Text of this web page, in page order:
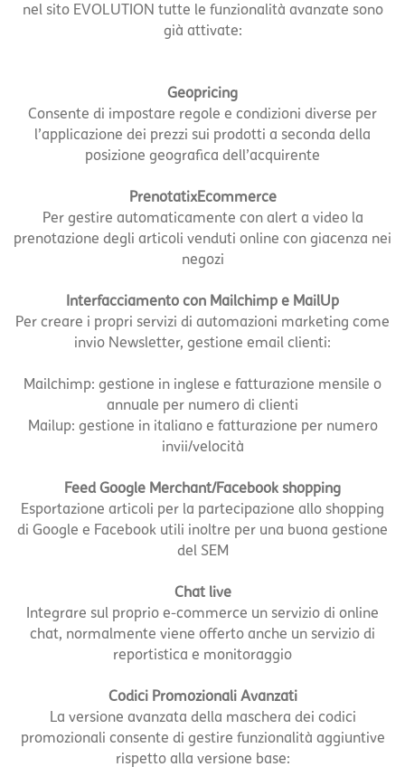
nel sito EVOLUTION tutte le funzionalità avanzate sono
già attivate:
Geopricing
Consente di impostare regole e condizioni diverse per
l’applicazione dei prezzi sui prodotti a seconda della
posizione geografica dell’acquirente
PrenotatixEcommerce
Per gestire automaticamente con alert a video la
prenotazione degli articoli venduti online con giacenza nei
negozi
Interfacciamento con Mailchimp e MailUp
Per creare i propri servizi di automazioni marketing come
invio Newsletter, gestione email clienti:
Mailchimp: gestione in inglese e fatturazione mensile o
annuale per numero di clienti
Mailup: gestione in italiano e fatturazione per numero
invii/velocità
Feed Google Merchant/Facebook shopping
Esportazione articoli per la partecipazione allo shopping
di Google e Facebook utili inoltre per una buona gestione
del SEM
Chat live
Integrare sul proprio e-commerce un servizio di online
chat, normalmente viene offerto anche un servizio di
reportistica e monitoraggio
Codici Promozionali Avanzati
La versione avanzata della maschera dei codici
promozionali consente di gestire funzionalità aggiuntive
rispetto alla versione base: